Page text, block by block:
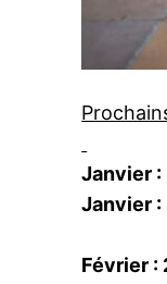
Janvier :
Janvier :
Février :